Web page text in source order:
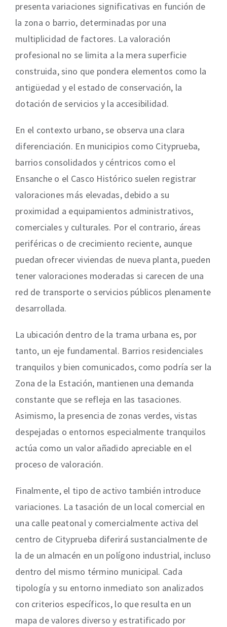
presenta variaciones significativas en función de
la zona o barrio, determinadas por una
multiplicidad de factores. La valoración
profesional no se limita a la mera superficie
construida, sino que pondera elementos como la
antigüedad y el estado de conservación, la
dotación de servicios y la accesibilidad.
En el contexto urbano, se observa una clara
diferenciación. En municipios como Cityprueba,
barrios consolidados y céntricos como el
Ensanche o el Casco Histórico suelen registrar
valoraciones más elevadas, debido a su
proximidad a equipamientos administrativos,
comerciales y culturales. Por el contrario, áreas
periféricas o de crecimiento reciente, aunque
puedan ofrecer viviendas de nueva planta, pueden
tener valoraciones moderadas si carecen de una
red de transporte o servicios públicos plenamente
desarrollada.
La ubicación dentro de la trama urbana es, por
tanto, un eje fundamental. Barrios residenciales
tranquilos y bien comunicados, como podría ser la
Zona de la Estación, mantienen una demanda
constante que se refleja en las tasaciones.
Asimismo, la presencia de zonas verdes, vistas
despejadas o entornos especialmente tranquilos
actúa como un valor añadido apreciable en el
proceso de valoración.
Finalmente, el tipo de activo también introduce
variaciones. La tasación de un local comercial en
una calle peatonal y comercialmente activa del
centro de Cityprueba diferirá sustancialmente de
la de un almacén en un polígono industrial, incluso
dentro del mismo término municipal. Cada
tipología y su entorno inmediato son analizados
con criterios específicos, lo que resulta en un
mapa de valores diverso y estratificado por